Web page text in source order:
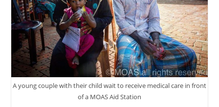
A young couple with their child wait to receive medical care in front
of a MOAS Aid Station